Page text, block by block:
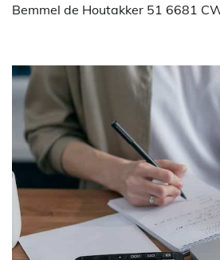
Bemmel de Houtakker 51 6681